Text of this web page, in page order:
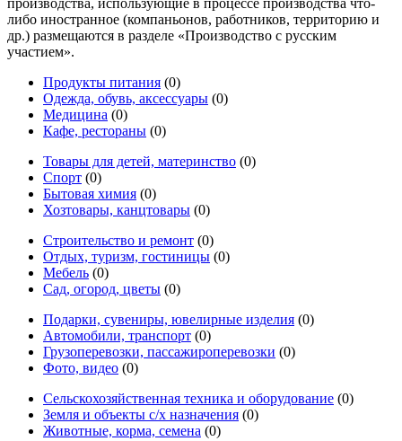
либо иностранное (компаньонов, работников, территорию и
др.) размещаются в разделе «Производство с русским
участием».
Продукты питания (0)
Одежда, обувь, аксессуары (0)
Медицина (0)
Кафе, рестораны (0)
Товары для детей, материнство (0)
Спорт (0)
Бытовая химия (0)
Хозтовары, канцтовары (0)
Строительство и ремонт (0)
Отдых, туризм, гостиницы (0)
Мебель (0)
Сад, огород, цветы (0)
Подарки, сувениры, ювелирные изделия (0)
Автомобили, транспорт (0)
Грузоперевозки, пассажироперевозки (0)
Фото, видео (0)
Сельскохозяйственная техника и оборудование (0)
Земля и объекты с/х назначения (0)
Животные, корма, семена (0)